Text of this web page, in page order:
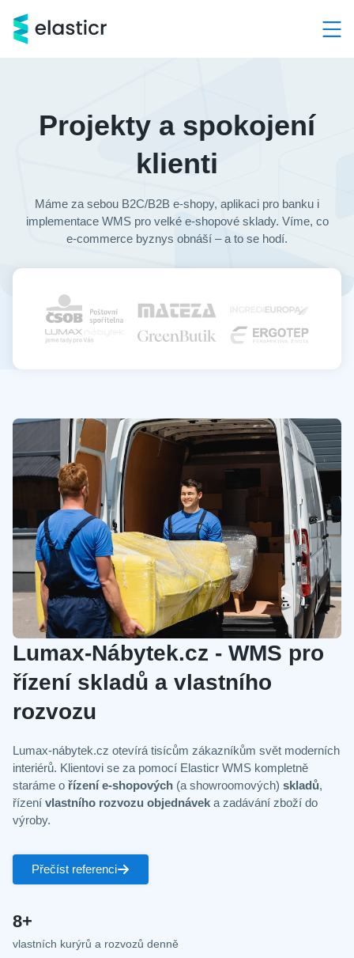
Kontakt
O nás
+420 603 205 000 Demo a konzultace ZDARMA
Projekty a spokojení
klienti
Máme za sebou B2C/B2B e-shopy, aplikaci pro banku i
implementace WMS pro velké e-shopové sklady. Víme, co
e-commerce byznys obnáší – a to se hodí.
Lumax-Nábytek.cz - WMS pro
řízení skladů a vlastního
rozvozu
Lumax-nábytek.cz otevírá tisícům zákazníkům svět moderních
interiérů. Klientovi se za pomocí Elasticr WMS kompletně
staráme o řízení e-shopových (a showroomových) skladů,
řízení vlastního rozvozu objednávek a zadávání zboží do
výroby.
Přečíst referenci
8+
vlastních kurýrů a rozvozů denně